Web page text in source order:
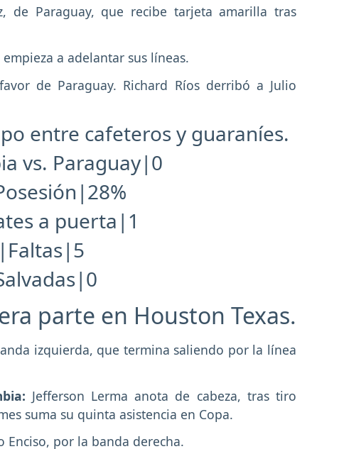
de Paraguay, que recibe tarjeta amarilla tras
a adelantar sus líneas.
de Paraguay. Richard Ríos derribó a Julio
entre cafeteros y guaraníes.
vs. Paraguay|0
a puerta|1
parte en Houston Texas.
izquierda, que termina saliendo por la línea
Jefferson Lerma anota de cabeza, tras tiro
suma su quinta asistencia en Copa.
Enciso, por la banda derecha.